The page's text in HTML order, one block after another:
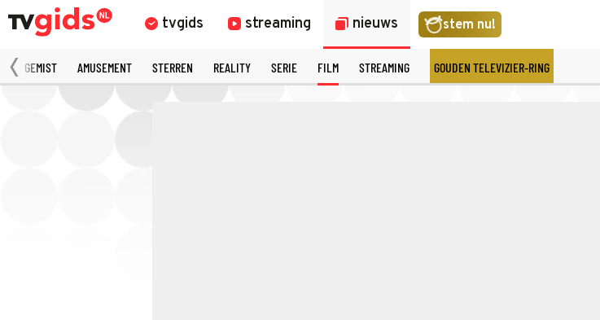
tvgids streaming nieuws stem nu!
GEMIST AMUSEMENT STERREN REALITY SERIE FILM STREAMING GOUDEN TELEVIZIER-RING